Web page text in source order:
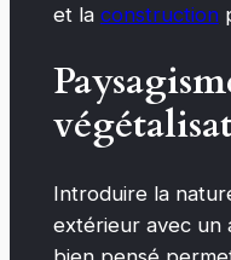
et la construction
Introduire la
extérieur avec un